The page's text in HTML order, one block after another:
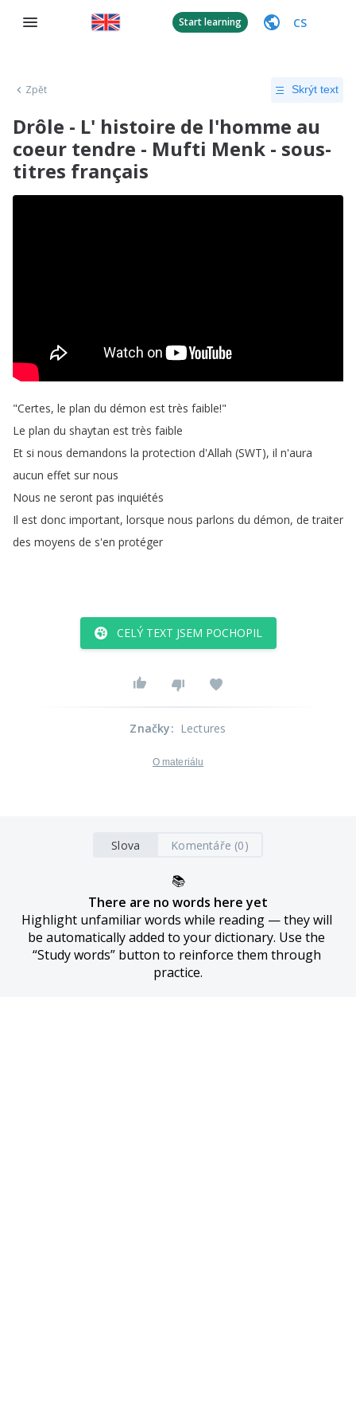
Start learning CS
Zpět Skrýt text
Drôle - L' histoire de l'homme au
coeur tendre - Mufti Menk - sous-
titres français
"Certes, le plan du démon est très faible!"
Le plan du shaytan est très faible
Et si nous demandons la protection d'Allah (SWT), il n'aura
aucun effet sur nous
Nous ne seront pas inquiétés
Il est donc important, lorsque nous parlons du démon, de traiter
des moyens de s'en protéger
CELÝ TEXT JSEM POCHOPIL
Značky: Lectures
O materiálu
Slova Komentáře (0)
📚
There are no words here yet
Highlight unfamiliar words while reading — they will
be automatically added to your dictionary. Use the
“Study words” button to reinforce them through
practice.